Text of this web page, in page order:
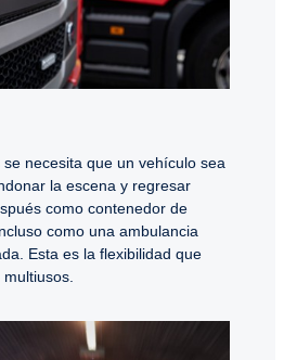
necesita que un vehículo sea
la escena y regresar
como contenedor de
como una ambulancia
Esta es la flexibilidad que